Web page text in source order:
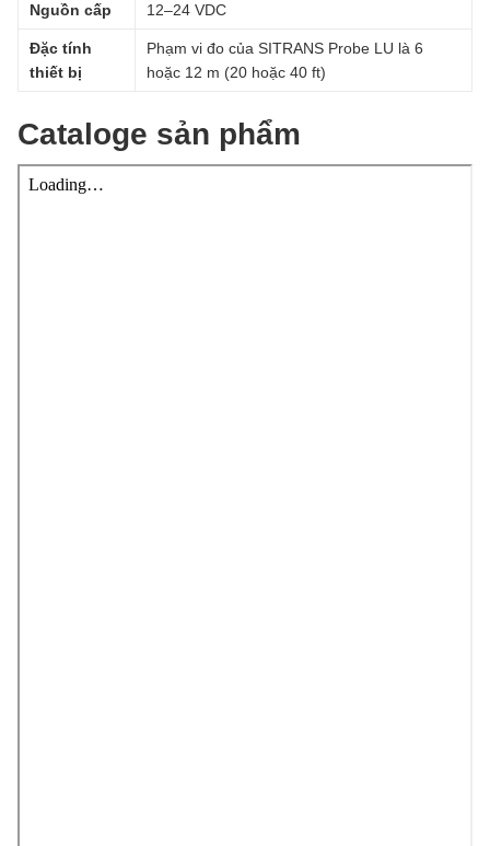
Nguồn cấp 12–24 VDC
Đặc tính
thiết bị
Phạm vi đo của SITRANS Probe LU là 6
hoặc 12 m (20 hoặc 40 ft)
Cataloge sản phẩm